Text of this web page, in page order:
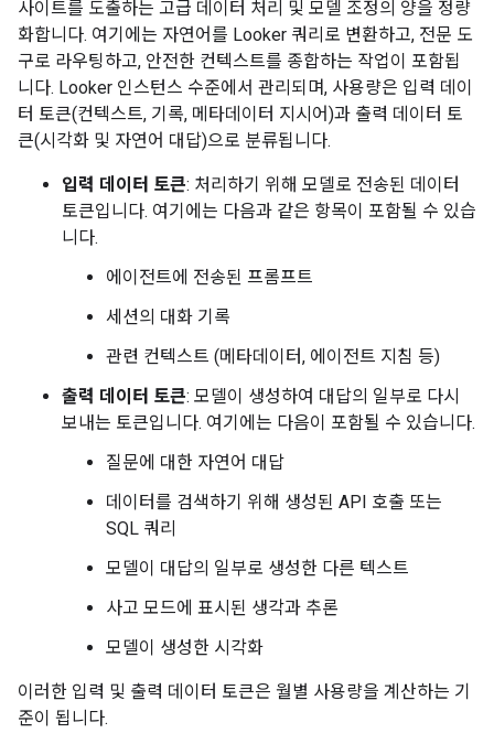
사이트를 도출하는 고급 데이터 처리 및 모델 조정의 양을 정량
화합니다. 여기에는 자연어를 Looker 쿼리로 변환하고, 전문 도
구로 라우팅하고, 안전한 컨텍스트를 종합하는 작업이 포함됩
니다. Looker 인스턴스 수준에서 관리되며, 사용량은 입력 데이
터 토큰(컨텍스트, 기록, 메타데이터 지시어)과 출력 데이터 토
큰(시각화 및 자연어 대답)으로 분류됩니다.
입력 데이터 토큰: 처리하기 위해 모델로 전송된 데이터
토큰입니다. 여기에는 다음과 같은 항목이 포함될 수 있습
니다.
에이전트에 전송된 프롬프트
세션의 대화 기록
관련 컨텍스트 (메타데이터, 에이전트 지침 등)
출력 데이터 토큰: 모델이 생성하여 대답의 일부로 다시
보내는 토큰입니다. 여기에는 다음이 포함될 수 있습니다.
질문에 대한 자연어 대답
데이터를 검색하기 위해 생성된 API 호출 또는
SQL 쿼리
모델이 대답의 일부로 생성한 다른 텍스트
사고 모드에 표시된 생각과 추론
모델이 생성한 시각화
이러한 입력 및 출력 데이터 토큰은 월별 사용량을 계산하는 기
준이 됩니다.